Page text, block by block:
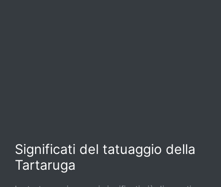
Significati del tatuaggio della
Tartaruga